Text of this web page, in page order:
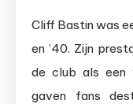
Cliff Bastin was
en ’40. Zijn
de club als een
gaven fans